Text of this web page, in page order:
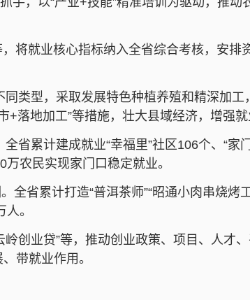
将就业核心指标纳入全省综合考核，安排
类型，采取发展特色种植养殖和精深加工
落地加工”等措施，壮大县域经济，增强就
累计建成就业“幸福里”社区106个、“家
农民实现家门口稳定就业。
省累计打造“普洱茶师”“昭通小肉串烧烤
。
创业贷”等，推动创业政策、项目、人才
带就业作用。